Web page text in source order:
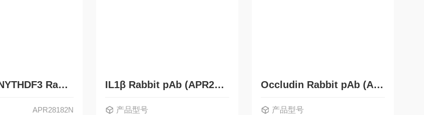
APR28182NYTHDF3 Rabbit pAb
APR28182N
IL1β Rabbit pAb (APR22874N)
产品型号
Occludin Rabbit pAb (APR24883N)
产品型号